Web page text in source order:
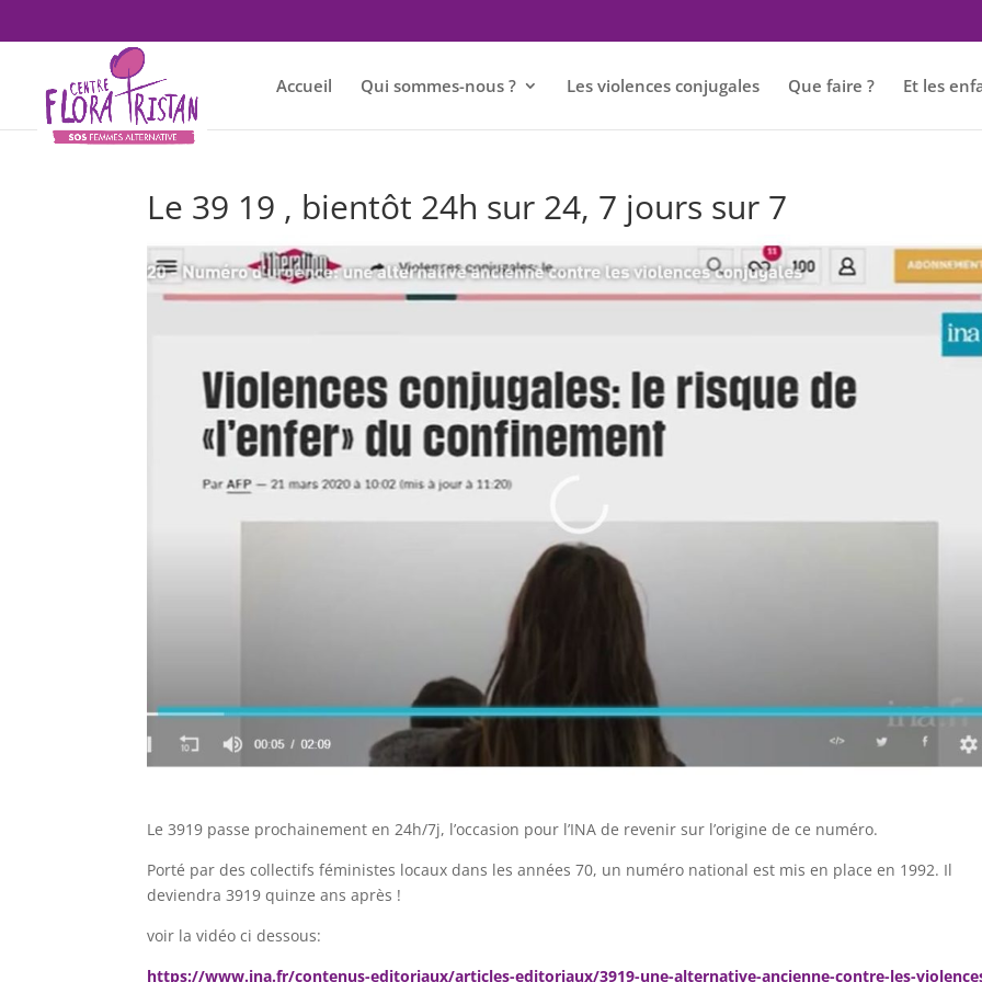
Accueil Qui sommes-nous ? Les violences conjugales Que faire ? Et les
Le 39 19 , bientôt 24h sur 24, 7 jours sur 7
Le 3919 passe prochainement en 24h/7j, l’occasion pour l’INA de revenir sur l’origine de ce numéro.
Porté par des collectifs féministes locaux dans les années 70, un numéro national est mis en place en 1992. Il
deviendra 3919 quinze ans après !
voir la vidéo ci dessous:
https://www.ina.fr/contenus-editoriaux/articles-editoriaux/3919-une-alternative-ancienne-contre-les-